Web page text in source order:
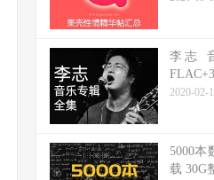
李志
2020-02-
5000本
载 30G